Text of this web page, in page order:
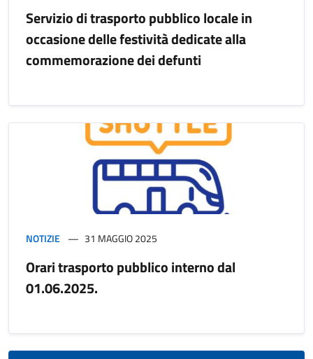
Servizio di trasporto pubblico locale in
occasione delle festività dedicate alla
commemorazione dei defunti
NOTIZIE 31 MAGGIO 2025
Orari trasporto pubblico interno dal
01.06.2025.